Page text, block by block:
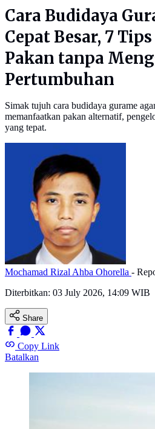
Cara Budidaya
Cepat Besar, 7
Pakan tanpa
Pertumbuhan
Simak tujuh cara budidaya gurame
memanfaatkan pakan alternatif,
yang tepat.
Mochamad Rizal Ahba Ohorella -
Diterbitkan: 03 July 2026, 14:09 WIB
Share
Copy Link
Batalkan